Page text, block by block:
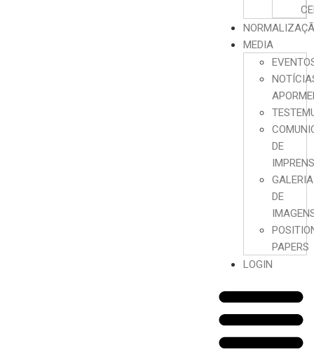
MEDIA
DE
GALERIA
DE
PAPERS
LOGIN